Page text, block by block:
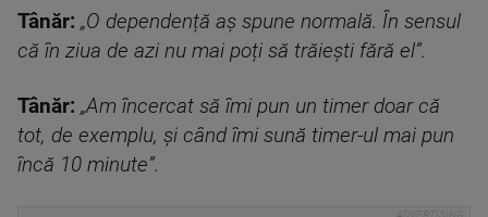
Tânăr: „O dependență aș spune normală. În sensul
că în ziua de azi nu mai poți să trăiești fără el”.
Tânăr: „Am încercat să îmi pun un timer doar că
tot, de exemplu, și când îmi sună timer-ul mai pun
încă 10 minute”.